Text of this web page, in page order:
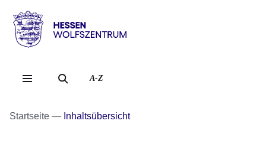
Hessen
Wolfszentrum
A-Z
Startseite Inhaltsübersicht